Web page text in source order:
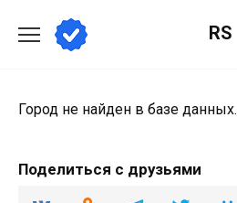
содержанию
RS
Город не найден в базе данных.
Поделиться с друзьями